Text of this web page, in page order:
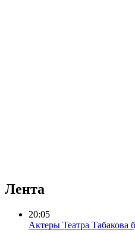
Лента
20:05
Актеры Театра Табакова